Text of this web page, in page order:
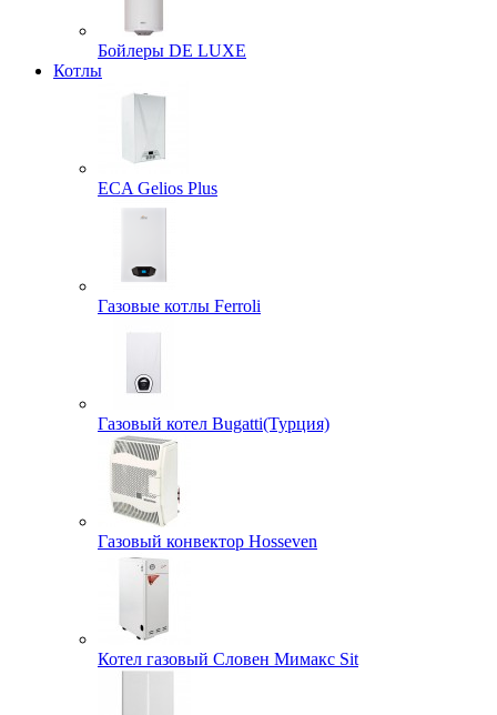
Бойлеры DE LUXE
Котлы
ECA Gelios Plus
Газовые котлы Ferroli
Газовый котел Bugatti(Турция)
Газовый конвектор Hosseven
Котел газовый Словен Мимакс Sit